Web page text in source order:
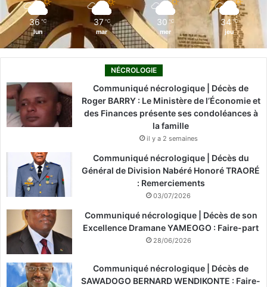
36 ℃
lun
37 ℃
mar
30 ℃
mer
34 ℃
jeu
NÉCROLOGIE
Communiqué nécrologique | Décès de
Roger BARRY : Le Ministère de l’Économie et
des Finances présente ses condoléances à
la famille
il y a 2 semaines
Communiqué nécrologique | Décès du
Général de Division Nabéré Honoré TRAORÉ
: Remerciements
03/07/2026
Communiqué nécrologique | Décès de son
Excellence Dramane YAMEOGO : Faire-part
28/06/2026
Communiqué nécrologique | Décès de
SAWADOGO BERNARD WENDIKONTE : Faire-